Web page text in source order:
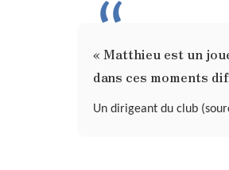
« Matthieu est un
dans ces moments
Un dirigeant du club